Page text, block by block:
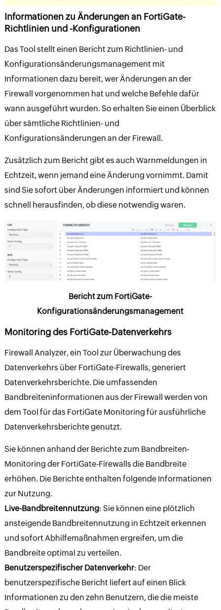
Informationen zu Änderungen an FortiGate-
Richtlinien und -Konfigurationen
Das Tool stellt einen Bericht zum Richtlinien- und
Konfigurationsänderungsmanagement mit
Informationen dazu bereit, wer Änderungen an der
Firewall vorgenommen hat und welche Befehle dafür
wann ausgeführt wurden. So erhalten Sie einen Überblick
über sämtliche Richtlinien- und
Konfigurationsänderungen an der Firewall.
Zusätzlich zum Bericht gibt es auch Warnmeldungen in
Echtzeit, wenn jemand eine Änderung vornimmt. Damit
sind Sie sofort über Änderungen informiert und können
schnell herausfinden, ob diese notwendig waren.
Bericht zum FortiGate-
Konfigurationsänderungsmanagement
Monitoring des FortiGate-Datenverkehrs
Firewall Analyzer, ein Tool zur Überwachung des
Datenverkehrs über FortiGate-Firewalls, generiert
Datenverkehrsberichte. Die umfassenden
Bandbreiteninformationen aus der Firewall werden von
dem Tool für das FortiGate Monitoring für ausführliche
Datenverkehrsberichte genutzt.
Sie können anhand der Berichte zum Bandbreiten-
Monitoring der FortiGate-Firewalls die Bandbreite
erhöhen. Die Berichte enthalten folgende Informationen
zur Nutzung.
Live-Bandbreitennutzung: Sie können eine plötzlich
ansteigende Bandbreitennutzung in Echtzeit erkennen
und sofort Abhilfemaßnahmen ergreifen, um die
Bandbreite optimal zu verteilen.
Benutzerspezifischer Datenverkehr: Der
benutzerspezifische Bericht liefert auf einen Blick
Informationen zu den zehn Benutzern, die die meiste